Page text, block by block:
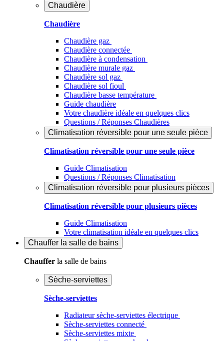
Chaudière
Chaudière
Chaudière gaz
Chaudière connectée
Chaudière à condensation
Chaudière murale gaz
Chaudière sol gaz
Chaudière sol fioul
Chaudière basse température
Guide chaudière
Votre chaudière idéale en quelques clics
Questions / Réponses Chaudières
Climatisation réversible pour une seule pièce
Climatisation réversible pour une seule pièce
Guide Climatisation
Questions / Réponses Climatisation
Climatisation réversible pour plusieurs pièces
Climatisation réversible pour plusieurs pièces
Guide Climatisation
Votre climatisation idéale en quelques clics
Chauffer la salle de bains
Chauffer la salle de bains
Sèche-serviettes
Sèche-serviettes
Radiateur sèche-serviettes électrique
Sèche-serviettes connecté
Sèche-serviettes mixte